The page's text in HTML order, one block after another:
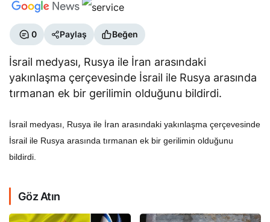
0 Paylaş Beğen
İsrail medyası, Rusya ile İran arasındaki
yakınlaşma çerçevesinde İsrail ile Rusya arasında
tırmanan ek bir gerilimin olduğunu bildirdi.
İsrail medyası, Rusya ile İran arasındaki yakınlaşma çerçevesinde
İsrail ile Rusya arasında tırmanan ek bir gerilimin olduğunu
bildirdi.
Göz Atın